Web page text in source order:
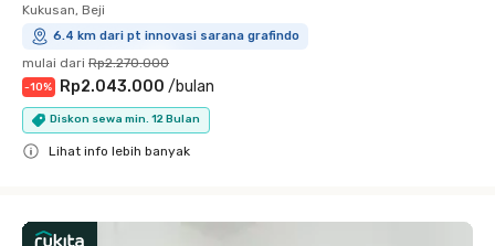
Kukusan, Beji
6.4 km dari pt innovasi sarana grafindo
mulai dari Rp2.270.000
-10% Rp2.043.000 /bulan
Diskon sewa min. 12 Bulan
Lihat info lebih banyak